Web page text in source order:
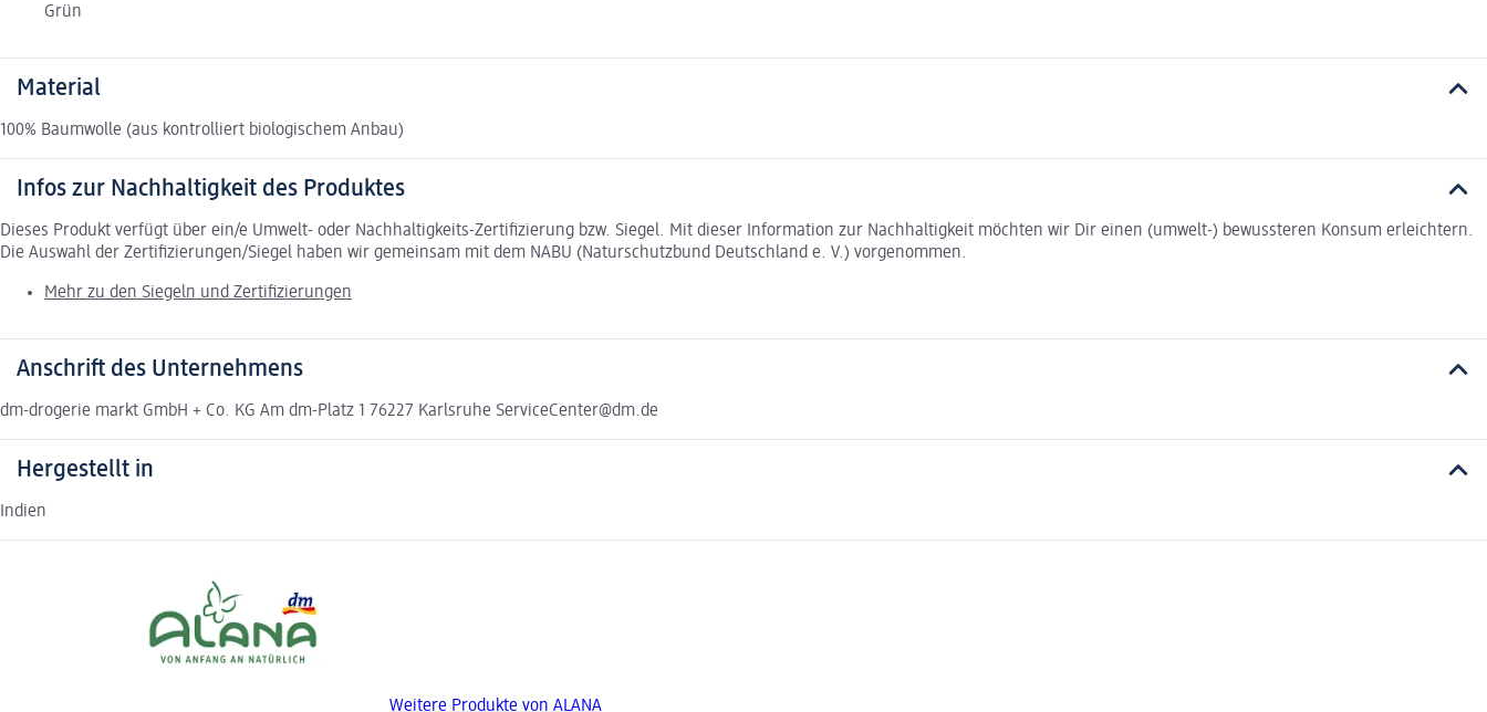
Grün
Material
100% Baumwolle (aus kontrolliert biologischem Anbau)
Infos zur Nachhaltigkeit des Produktes
Dieses Produkt verfügt über ein/e Umwelt- oder Nachhaltigkeits-Zertifizierung bzw. Siegel. Mit dieser Information zur Nachhaltigkeit möchten wir Dir einen (umwelt-) bewussteren Konsum erleichtern.
Die Auswahl der Zertifizierungen/Siegel haben wir gemeinsam mit dem NABU (Naturschutzbund Deutschland e. V.) vorgenommen.
Mehr zu den Siegeln und Zertifizierungen
Anschrift des Unternehmens
dm-drogerie markt GmbH + Co. KG Am dm-Platz 1 76227 Karlsruhe ServiceCenter@dm.de
Hergestellt in
Indien
Weitere Produkte von ALANA